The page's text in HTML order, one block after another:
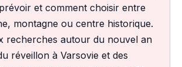
et comment choisir entre
montagne ou centre historique.
recherches autour du nouvel an
réveillon à Varsovie et des